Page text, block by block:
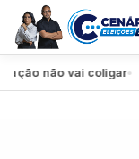
não vai coligar●